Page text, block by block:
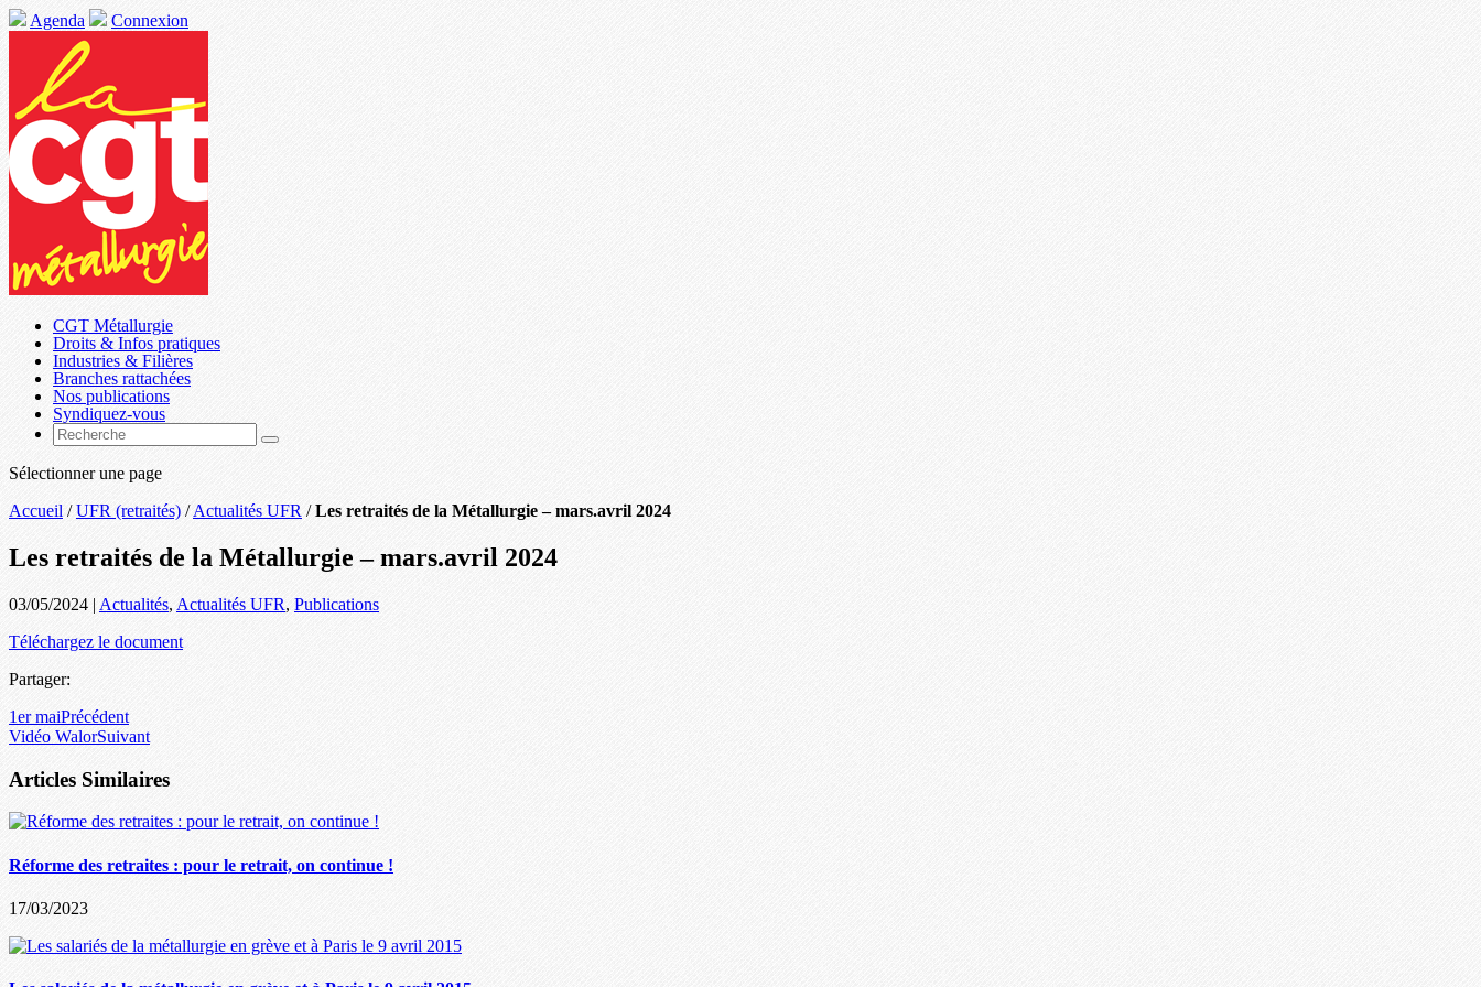
Agenda Connexion
CGT Métallurgie
Droits & Infos pratiques
Industries & Filières
Branches rattachées
Nos publications
Syndiquez-vous
Sélectionner une page
Accueil /UFR (retraités) /Actualités UFR /Les retraités de la Métallurgie – mars.avril 2024
Les retraités de la Métallurgie – mars.avril 2024
03/05/2024 | Actualités, Actualités UFR, Publications
Téléchargez le document
Partager:
1er maiPrécédent
Vidéo WalorSuivant
Articles Similaires
Réforme des retraites : pour le retrait, on continue !
17/03/2023